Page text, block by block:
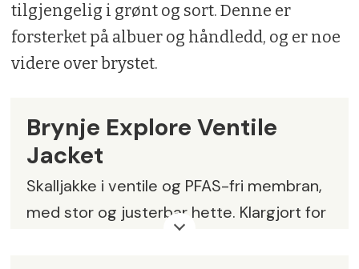
tilgjengelig i grønt og sort. Denne er
forsterket på albuer og håndledd, og er noe
videre over brystet.
Brynje Explore Ventile
Jacket
Skalljakke i ventile og PFAS-fri membran,
med stor og justerbar hette. Klargjort for